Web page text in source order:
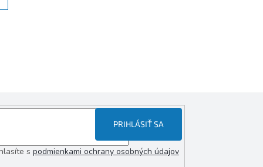
s podmienkami ochrany osobných údajov
PRIHLÁSIŤ SA